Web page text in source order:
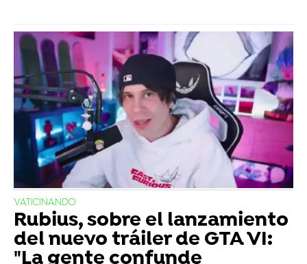
VATICINANDO
Rubius, sobre el lanzamiento
del nuevo tráiler de GTA VI: